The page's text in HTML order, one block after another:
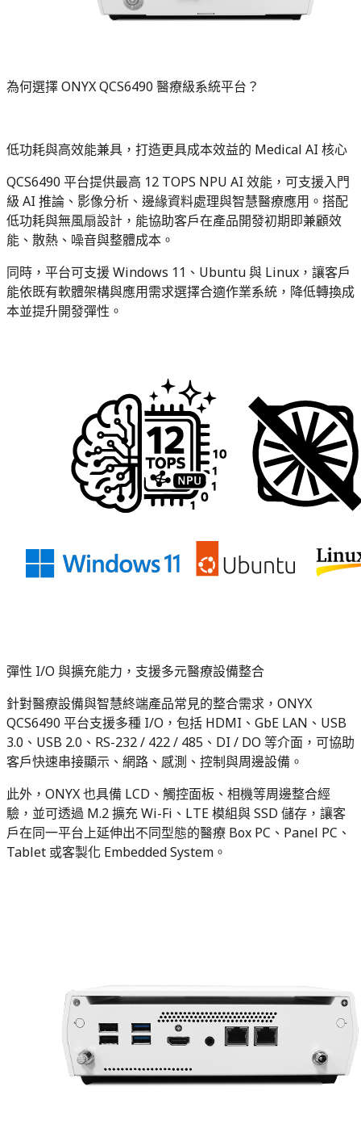
為何選擇 ONYX QCS6490 醫療級系統平台？
低功耗與高效能兼具，打造更具成本效益的 Medical AI 核心
QCS6490 平台提供最高 12 TOPS NPU AI 效能，可支援入門
級 AI 推論、影像分析、邊緣資料處理與智慧醫療應用。搭配
低功耗與無風扇設計，能協助客戶在產品開發初期即兼顧效
能、散熱、噪音與整體成本。
同時，平台可支援 Windows 11、Ubuntu 與 Linux，讓客戶
能依既有軟體架構與應用需求選擇合適作業系統，降低轉換成
本並提升開發彈性。
彈性 I/O 與擴充能力，支援多元醫療設備整合
針對醫療設備與智慧終端產品常見的整合需求，ONYX
QCS6490 平台支援多種 I/O，包括 HDMI、GbE LAN、USB
3.0、USB 2.0、RS-232 / 422 / 485、DI / DO 等介面，可協助
客戶快速串接顯示、網路、感測、控制與周邊設備。
此外，ONYX 也具備 LCD、觸控面板、相機等周邊整合經
驗，並可透過 M.2 擴充 Wi-Fi、LTE 模組與 SSD 儲存，讓客
戶在同一平台上延伸出不同型態的醫療 Box PC、Panel PC、
Tablet 或客製化 Embedded System。